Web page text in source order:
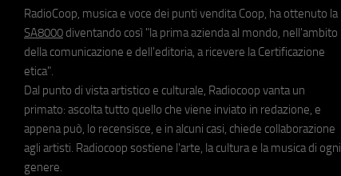
RadioCoop, musica e voce dei punti vendita Coop, ha ottenuto la
SA8000 diventando così "la prima azienda al mondo, nell'ambito
della comunicazione e dell'editoria, a ricevere la Certificazione
etica".
Dal punto di vista artistico e culturale, Radiocoop vanta un
primato: ascolta tutto quello che viene inviato in redazione, e
appena può, lo recensisce, e in alcuni casi, chiede collaborazione
agli artisti. Radiocoop sostiene l'arte, la cultura e la musica di ogni
genere.